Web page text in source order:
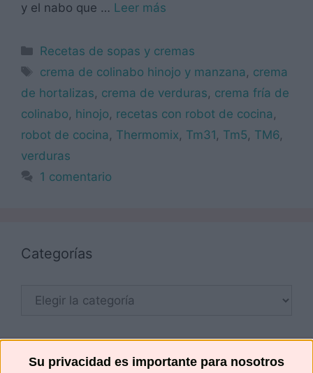
Su privacidad es importante para nosotros
y el nabo que … Leer más
Categorías
Recetas de sopas y cremas
Etiquetas
crema de colinabo hinojo y manzana , crema
de hortalizas, crema de verduras, crema fría de
colinabo, hinojo, recetas con robot de cocina ,
robot de cocina , Thermomix, Tm31, Tm5, TM6,
verduras
1 comentario
Categorías
Categorías